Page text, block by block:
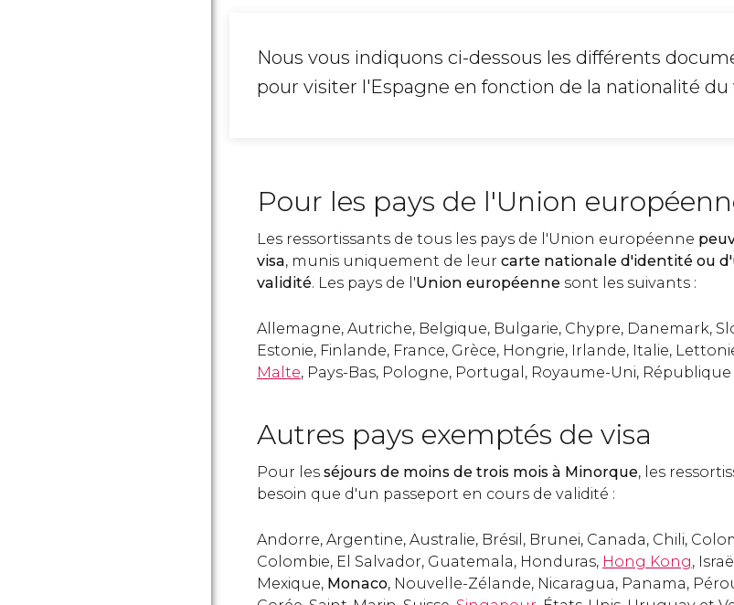
Nous vous indiquons ci-dessous les différents
pour visiter l'Espagne en fonction de la nationalité du
Pour les pays de l'Union
Les ressortissants de tous les pays de l'Union européenne
visa, munis uniquement de leur carte nationale d'identité ou
validité. Les pays de l'Union européenne sont les suivants :
Allemagne, Autriche, Belgique, Bulgarie, Chypre, Danemark,
Estonie, Finlande, France, Grèce, Hongrie, Irlande, Italie,
Malte, Pays-Bas, Pologne, Portugal, Royaume-Uni,
Autres pays exemptés de visa
Pour les séjours de moins de trois mois à Minorque, les
besoin que d'un passeport en cours de validité :
Andorre, Argentine, Australie, Brésil, Brunei, Canada, Chili,
Colombie, El Salvador, Guatemala, Honduras, Hong Kong,
Mexique, Monaco, Nouvelle-Zélande, Nicaragua, Panama,